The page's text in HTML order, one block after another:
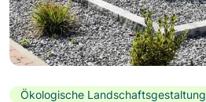
Ökologische Landschaftsgestaltung